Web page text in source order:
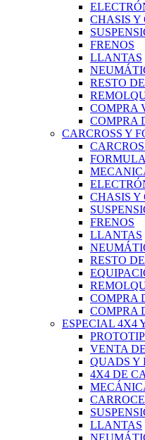
CHASIS Y
FRENOS
LLANTAS
RESTO
COMPRA
COMPRA
CARCROSS Y
CHASIS Y
FRENOS
LLANTAS
RESTO
COMPRA
COMPRA
ESPECIAL 4X4
VENTA
QUADS Y
4X4 DE
LLANTAS